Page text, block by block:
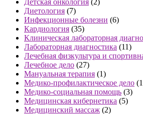
Детская онкология (2)
Диетология (7)
Инфекционные болезни (6)
Кардиология (35)
Клиническая лабораторная
Лабораторная диагностика (11)
Лечебная физкультура и
Лечебное дело (27)
Мануальная терапия (1)
Медико-профилактическое дело
Медико-социальная помощь (3)
Медицинская кибернетика (5)
Медицинский массаж (2)